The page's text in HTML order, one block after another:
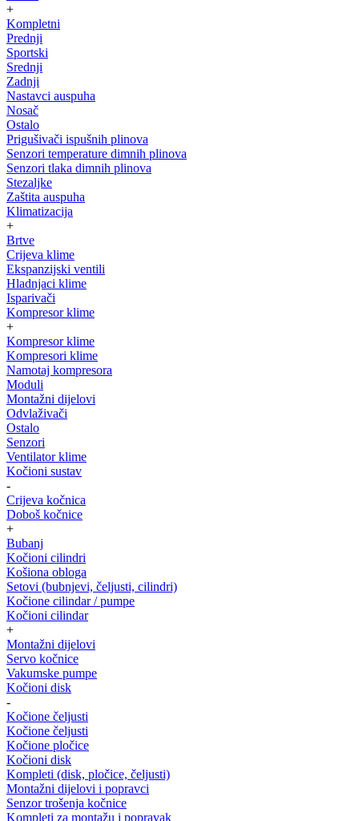
+
Kompletni
Prednji
Sportski
Srednji
Zadnji
Nastavci auspuha
Nosač
Ostalo
Prigušivači ispušnih plinova
Senzori temperature dimnih plinova
Senzori tlaka dimnih plinova
Stezaljke
Zaštita auspuha
Klimatizacija
+
Brtve
Crijeva klime
Ekspanzijski ventili
Hladnjaci klime
Isparivači
Kompresor klime
+
Kompresor klime
Kompresori klime
Namotaj kompresora
Moduli
Montažni dijelovi
Odvlaživači
Ostalo
Senzori
Ventilator klime
Kočioni sustav
-
Crijeva kočnica
Doboš kočnice
+
Bubanj
Kočioni cilindri
Košiona obloga
Setovi (bubnjevi, čeljusti, cilindri)
Kočione cilindar / pumpe
Kočioni cilindar
+
Montažni dijelovi
Servo kočnice
Vakumske pumpe
Kočioni disk
-
Kočione čeljusti
Kočione čeljusti
Kočione pločice
Kočioni disk
Kompleti (disk, pločice, čeljusti)
Montažni dijelovi i popravci
Senzor trošenja kočnice
Kompleti za montažu i popravak